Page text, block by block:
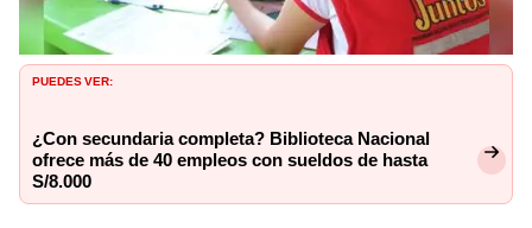
PUEDES VER:
¿Con secundaria completa? Biblioteca Nacional
ofrece más de 40 empleos con sueldos de hasta
S/8.000